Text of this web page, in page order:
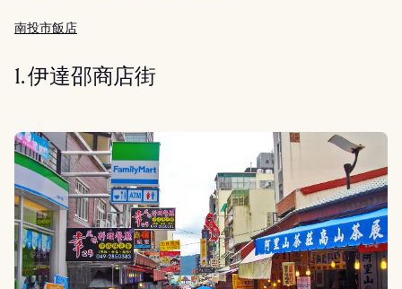
南投市飯店
1. 伊達邵商店街